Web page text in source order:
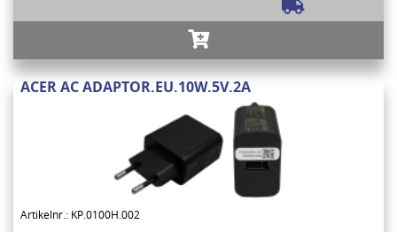
ACER AC ADAPTOR.EU.10W.5V.2A
Artikelnr.: KP.0100H.002